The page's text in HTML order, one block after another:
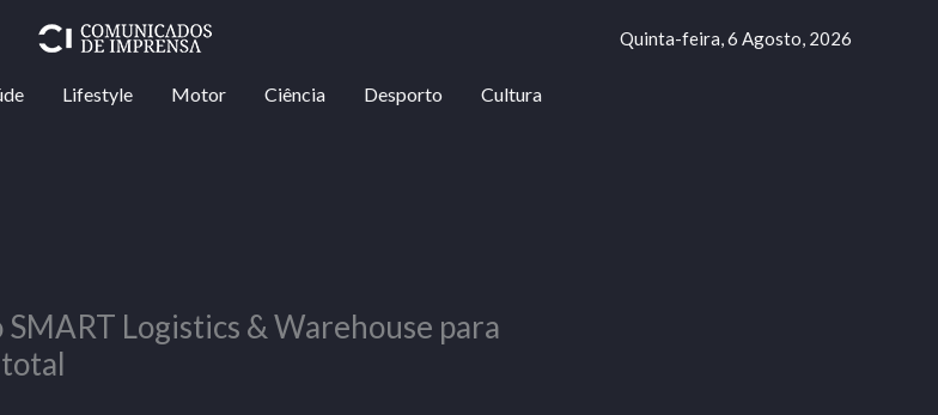
Quinta-feira, 6 Agosto, 2026
Lifestyle Motor Ciência Desporto Cultura
Logistics & Warehouse para